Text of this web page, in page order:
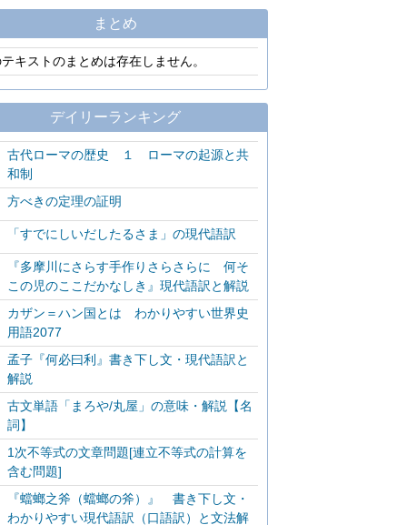
まとめ
テキストのまとめは存在しません。
デイリーランキング
古代ローマの歴史 １ ローマの起源と共
和制
方べきの定理の証明
「すでにしいだしたるさま」の現代語訳
『多摩川にさらす手作りさらさらに 何そ
この児のここだかなしき』現代語訳と解説
カザン＝ハン国とは わかりやすい世界史
用語2077
孟子『何必曰利』書き下し文・現代語訳と
解説
古文単語「まろや/丸屋」の意味・解説【名
詞】
1次不等式の文章問題[連立不等式の計算を
含む問題]
『蟷螂之斧（蟷螂の斧）』 書き下し文・
わかりやすい現代語訳（口語訳）と文法解